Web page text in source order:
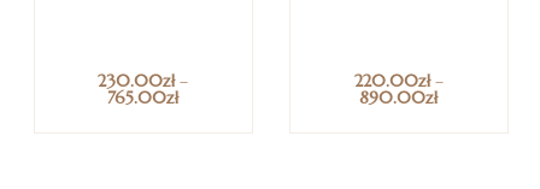
230.00zł–
765.00zł
220.00zł–
890.00zł